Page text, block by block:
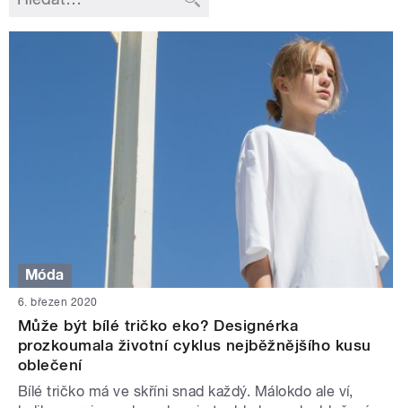
Móda
6. březen 2020
Může být bílé tričko eko? Designérka
prozkoumala životní cyklus nejběžnějšího kusu
oblečení
Bílé tričko má ve skříni snad každý. Málokdo ale ví,